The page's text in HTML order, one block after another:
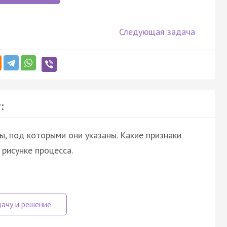
Следующая задача
под которыми они указаны. Какие признаки
процесса.